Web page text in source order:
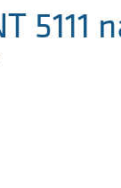
5111